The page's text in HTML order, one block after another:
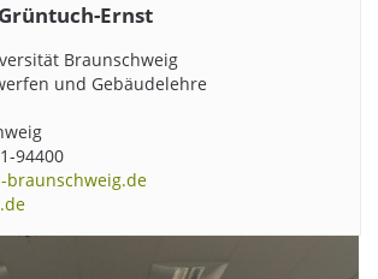
Bildnachweis: IBEA/TU Braunschweig
IBEA/TU Braunschweig
Ernst
Braunschweig
und Gebäudelehre
94400
braunschweig.de